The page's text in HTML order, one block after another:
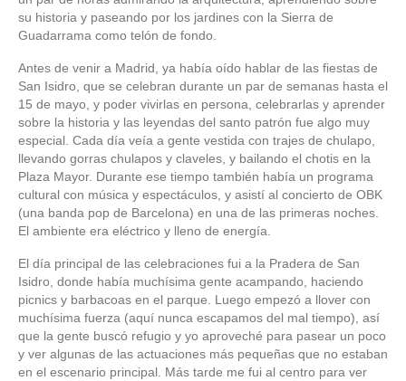
su historia y paseando por los jardines con la Sierra de
Guadarrama como telón de fondo.
Antes de venir a Madrid, ya había oído hablar de las fiestas de
San Isidro, que se celebran durante un par de semanas hasta el
15 de mayo, y poder vivirlas en persona, celebrarlas y aprender
sobre la historia y las leyendas del santo patrón fue algo muy
especial. Cada día veía a gente vestida con trajes de chulapo,
llevando gorras chulapos y claveles, y bailando el chotis en la
Plaza Mayor. Durante ese tiempo también había un programa
cultural con música y espectáculos, y asistí al concierto de OBK
(una banda pop de Barcelona) en una de las primeras noches.
El ambiente era eléctrico y lleno de energía.
El día principal de las celebraciones fui a la Pradera de San
Isidro, donde había muchísima gente acampando, haciendo
picnics y barbacoas en el parque. Luego empezó a llover con
muchísima fuerza (aquí nunca escapamos del mal tiempo), así
que la gente buscó refugio y yo aproveché para pasear un poco
y ver algunas de las actuaciones más pequeñas que no estaban
en el escenario principal. Más tarde me fui al centro para ver